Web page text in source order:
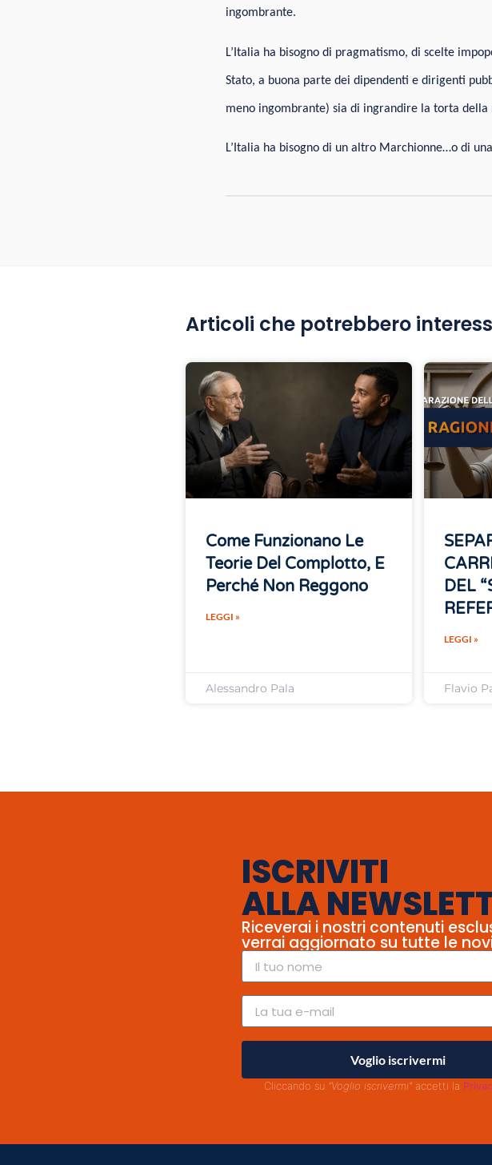
ingombrante.
L’Italia ha bisogno di pragmatismo, di scelte
Stato, a buona parte dei dipendenti e dirigenti
meno ingombrante) sia di ingrandire la torta
L’Italia ha bisogno di un altro Marchionne…o di
Articoli che potrebbero
Come Funzionano Le
Teorie Del Complotto, E
Perché Non Reggono
LEGGI »
Alessandro Pala
DEL
LEGGI »
Flavio
ISCRIVITI
ALLA
Riceverai i nostri contenuti
verrai aggiornato su tutte le
Voglio iscrivermi
Cliccando su "Voglio iscrivermi"accetti la